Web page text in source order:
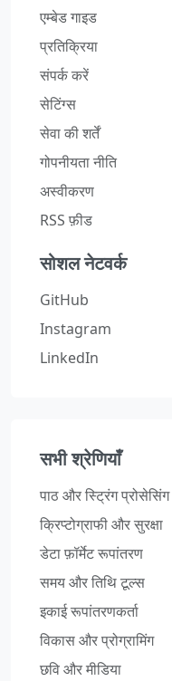
एम्बेड गाइड
प्रतिक्रिया
संपर्क करें
सेटिंग्स
सेवा की शर्तें
गोपनीयता नीति
अस्वीकरण
RSS फ़ीड
सोशल नेटवर्क
GitHub
Instagram
LinkedIn
सभी श्रेणियाँ
पाठ और स्ट्रिंग प्रोसेसिंग
क्रिप्टोग्राफी और सुरक्षा
डेटा फ़ॉर्मेट रूपांतरण
समय और तिथि टूल्स
इकाई रूपांतरणकर्ता
विकास और प्रोग्रामिंग
छवि और मीडिया